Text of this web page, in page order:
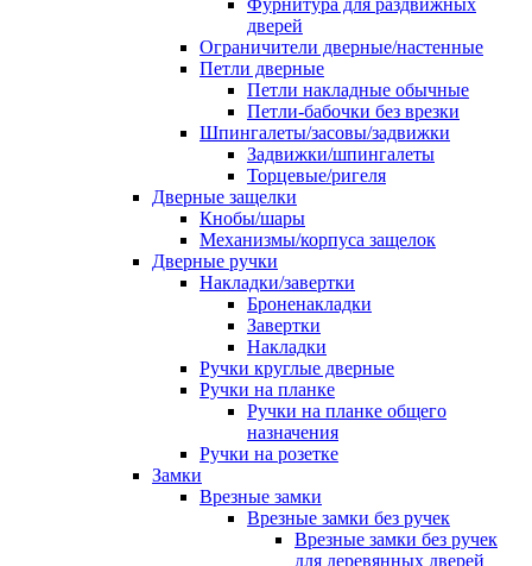
Фурнитура для раздвижных
дверей
Ограничители дверные/настенные
Петли дверные
Петли накладные обычные
Петли-бабочки без врезки
Шпингалеты/засовы/задвижки
Задвижки/шпингалеты
Торцевые/ригеля
Дверные защелки
Кнобы/шары
Механизмы/корпуса защелок
Дверные ручки
Накладки/завертки
Броненакладки
Завертки
Накладки
Ручки круглые дверные
Ручки на планке
Ручки на планке общего
назначения
Ручки на розетке
Замки
Врезные замки
Врезные замки без ручек
Врезные замки без ручек
для деревянных дверей